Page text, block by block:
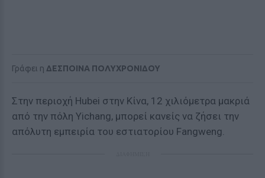
Γράφει η ΔΕΣΠΟΙΝΑ ΠΟΛΥΧΡΟΝΙΔΟΥ
Στην περιοχή Hubei στην Κίνα, 12 χιλιόμετρα μακριά
από την πόλη Yichang, μπορεί κανείς να ζήσει την
απόλυτη εμπειρία του εστιατορίου Fangweng.